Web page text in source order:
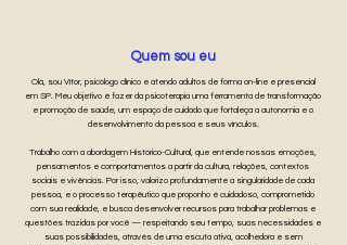
Quem sou eu
Olá, sou Vítor, psicólogo clínico e atendo adultos de forma on-line e presencial
em SP. Meu objetivo é fazer da psicoterapia uma ferramenta de transformação
e promoção de saúde, um espaço de cuidado que fortaleça a autonomia e o
desenvolvimento da pessoa e seus vínculos.
Trabalho com a abordagem Histórico-Cultural, que entende nossas emoções,
pensamentos e comportamentos a partir da cultura, relações, contextos
sociais e vivências. Por isso, valorizo profundamente a singularidade de cada
pessoa, e o processo terapêutico que proponho é cuidadoso, comprometido
com sua realidade, e busca desenvolver recursos para trabalhar problemas e
questões trazidas por você — respeitando seu tempo, suas necessidades e
suas possibilidades, através de uma escuta ativa, acolhedora e sem